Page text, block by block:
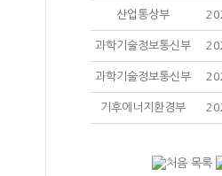
산업통상부
과학기술정보통신부
과학기술정보통신부
기후에너지환경부